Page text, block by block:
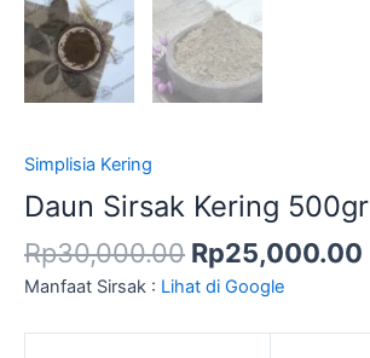
Simplisia Kering
Daun Sirsak Kering 500gr
Rp30,000.00 Rp25,000.00
Manfaat Sirsak : Lihat di Google